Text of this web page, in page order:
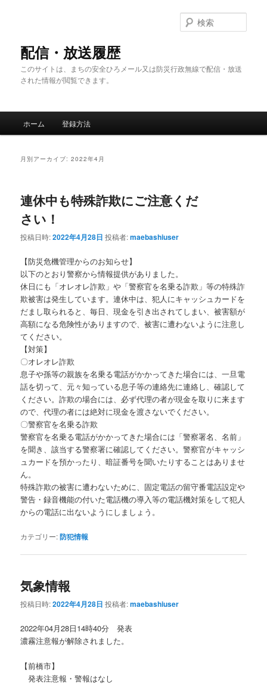
配信・放送履歴
このサイトは、まちの安全ひろメール又は防災行政無線で配信・放送
された情報が閲覧できます。
索
ホーム 登録方法
月別アーカイブ:2022年4月
連休中も特殊詐欺にご注意くだ
さい！
投稿日時:2022年4月28日 投稿者:maebashiuser
【防災危機管理からのお知らせ】
以下のとおり警察から情報提供がありました。
休日にも「オレオレ詐欺」や「警察官を名乗る詐欺」等の特殊詐
欺被害は発生しています。連休中は、犯人にキャッシュカードを
だまし取られると、毎日、現金を引き出されてしまい、被害額が
高額になる危険性がありますので、被害に遭わないように注意し
てください。
【対策】
〇オレオレ詐欺
息子や孫等の親族を名乗る電話がかかってきた場合には、一旦電
話を切って、元々知っている息子等の連絡先に連絡し、確認して
ください。詐欺の場合には、必ず代理の者が現金を取りに来ます
ので、代理の者には絶対に現金を渡さないでください。
〇警察官を名乗る詐欺
警察官を名乗る電話がかかってきた場合には「警察署名、名前」
を聞き、該当する警察署に確認してください。警察官がキャッシ
ュカードを預かったり、暗証番号を聞いたりすることはありませ
ん。
特殊詐欺の被害に遭わないために、固定電話の留守番電話設定や
警告・録音機能の付いた電話機の導入等の電話機対策をして犯人
からの電話に出ないようにしましょう。
カテゴリー:防犯情報
気象情報
投稿日時:2022年4月28日 投稿者:maebashiuser
2022年04月28日14時40分 発表
濃霧注意報が解除されました。
【前橋市】
発表注意報・警報はなし